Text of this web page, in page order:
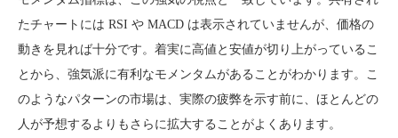
たチャートには RSI や MACD は表示されていませんが、価格の
動きを見れば十分です。着実に高値と安値が切り上がっているこ
とから、強気派に有利なモメンタムがあることがわかります。こ
のようなパターンの市場は、実際の疲弊を示す前に、ほとんどの
人が予想するよりもさらに拡大することがよくあります。